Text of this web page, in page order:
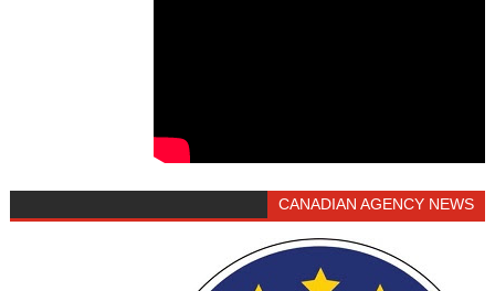
CANADIAN AGENCY NEWS